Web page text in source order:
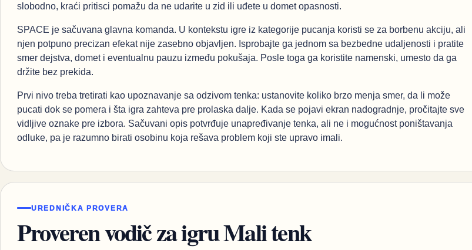
slobodno, kraći pritisci pomažu da ne udarite u zid ili uđete u domet opasnosti.
SPACE je sačuvana glavna komanda. U kontekstu igre iz kategorije pucanja koristi se za borbenu akciju, ali
njen potpuno precizan efekat nije zasebno objavljen. Isprobajte ga jednom sa bezbedne udaljenosti i pratite
smer dejstva, domet i eventualnu pauzu između pokušaja. Posle toga ga koristite namenski, umesto da ga
držite bez prekida.
Prvi nivo treba tretirati kao upoznavanje sa odzivom tenka: ustanovite koliko brzo menja smer, da li može
pucati dok se pomera i šta igra zahteva pre prolaska dalje. Kada se pojavi ekran nadogradnje, pročitajte sve
vidljive oznake pre izbora. Sačuvani opis potvrđuje unapređivanje tenka, ali ne i mogućnost poništavanja
odluke, pa je razumno birati osobinu koja rešava problem koji ste upravo imali.
UREDNIČKA PROVERA
Proveren vodič za igru Mali tenk